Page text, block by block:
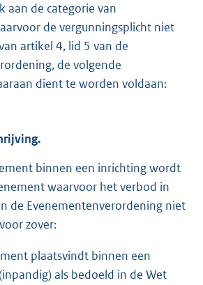
aan de categorie van
de vergunningsplicht niet
artikel 4, lid 5 van de
de volgende
dient te worden voldaan:
binnen een inrichting wordt
waarvoor het verbod in
de Evenementenverordening niet
zover:
plaatsvindt binnen een
als bedoeld in de Wet